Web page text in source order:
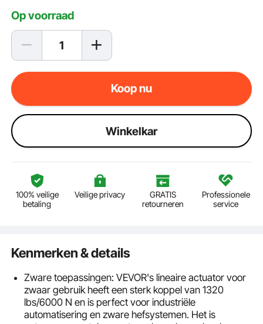
Op voorraad
Koop nu
Winkelkar
100% veilige
betaling
Veilige privacy
GRATIS
retourneren
Professionele
service
Kenmerken & details
Zware toepassingen: VEVOR's lineaire actuator voor
zwaar gebruik heeft een sterk koppel van 1320
lbs/6000 N en is perfect voor industriële
automatisering en zware hefsystemen. Het is